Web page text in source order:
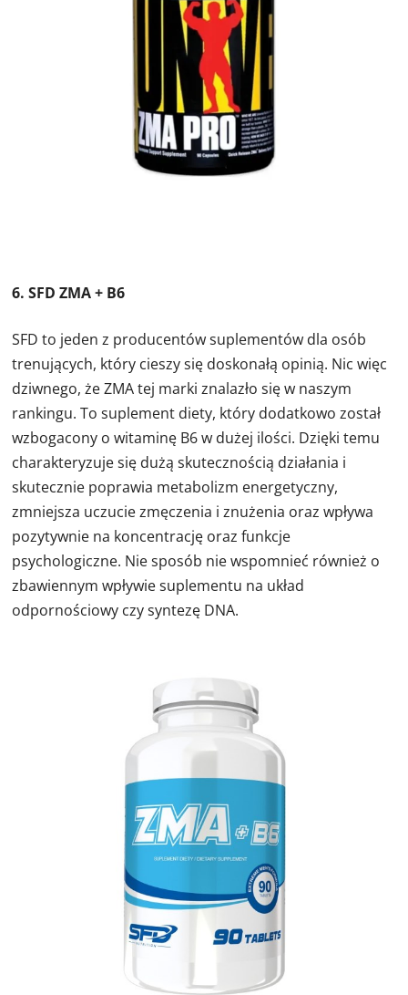
6. SFD ZMA + B6
SFD to jeden z producentów suplementów dla osób
trenujących, który cieszy się doskonałą opinią. Nic więc
dziwnego, że ZMA tej marki znalazło się w naszym
rankingu. To suplement diety, który dodatkowo został
wzbogacony o witaminę B6 w dużej ilości. Dzięki temu
charakteryzuje się dużą skutecznością działania i
skutecznie poprawia metabolizm energetyczny,
zmniejsza uczucie zmęczenia i znużenia oraz wpływa
pozytywnie na koncentrację oraz funkcje
psychologiczne. Nie sposób nie wspomnieć również o
zbawiennym wpływie suplementu na układ
odpornościowy czy syntezę DNA.